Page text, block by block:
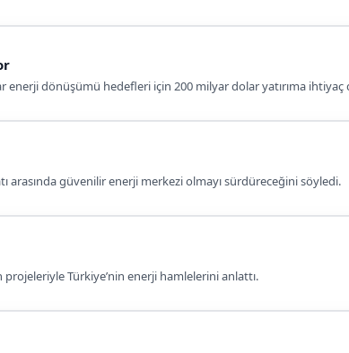
enerji dönüşümü hedefleri için 200 milyar dolar yatırıma
arasında güvenilir enerji merkezi olmayı sürdüreceğini söyledi.
projeleriyle Türkiye’nin enerji hamlelerini anlattı.